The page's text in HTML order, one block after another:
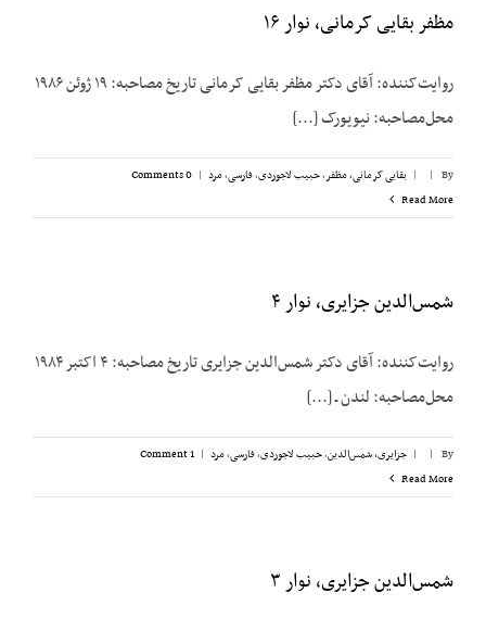
مظفر بقایی کرمانی، نوار ۱۶
روایت‌کننده: آقای دکتر مظفر بقایی کرمانی تاریخ مصاحبه: ۱۹ ژوئن ۱۹۸۶
محل‌مصاحبه: نیویورک [...]
By
|
| بقایی کرمانی، مظفر,حبیب لاجوردی,فارسی,مرد |
0 Comments
Read More
شمس‌الدین جزایری، نوار ۴
روایت‌کننده: آقای دکتر شمس‌الدین جزایری تاریخ مصاحبه: ۴ اکتبر ۱۹۸۴
محل‌مصاحبه: لندن ـ [...]
By
|
| جزایری، شمس‌الدین,حبیب لاجوردی,فارسی,مرد |
1 Comment
Read More
شمس‌الدین جزایری، نوار ۳